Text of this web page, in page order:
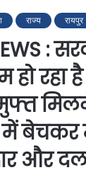
राज्य रायपुर
:
रहा है
बेचकर
और